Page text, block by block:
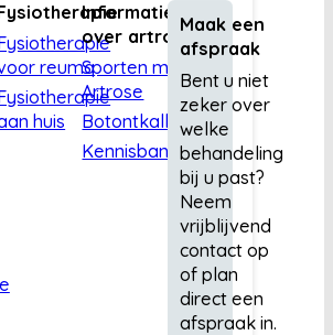
reuma
huis
Informatie
over artrose
Sporten met
Artrose
Botontkalking
Kennisbank
Maak een
afspraak
Bent u niet
zeker over
welke
behandeling
bij u past?
Neem
vrijblijvend
contact op
of plan
direct een
afspraak in.